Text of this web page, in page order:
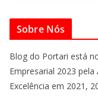
Sobre Nós
Blog do Portari está
Empresarial 2023
Excelência em 2021,